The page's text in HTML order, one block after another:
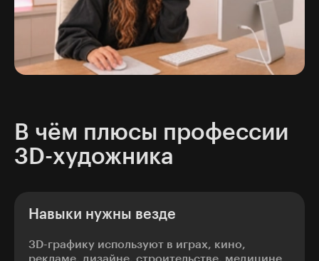
В чём плюсы профессии
3D-художника
Навыки нужны везде
3D-графику используют в играх, кино,